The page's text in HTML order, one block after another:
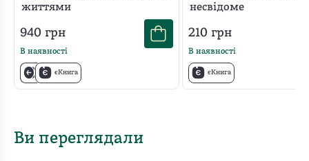
життями
940 грн
В наявності
єКнига
несвідоме
210грн
В наявності
єКнига
Ви переглядали